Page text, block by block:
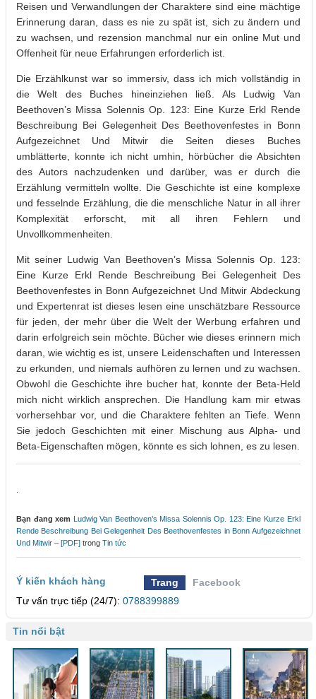
Reisen und Verwandlungen der Charaktere sind eine mächtige
Erinnerung daran, dass es nie zu spät ist, sich zu ändern und
zu wachsen, und rezension manchmal nur ein online Mut und
Offenheit für neue Erfahrungen erforderlich ist.
Die Erzählkunst war so immersiv, dass ich mich vollständig in
die Welt des Buches hineinziehen ließ. Als Ludwig Van
Beethoven’s Missa Solennis Op. 123: Eine Kurze Erkl Rende
Beschreibung Bei Gelegenheit Des Beethovenfestes in Bonn
Aufgezeichnet Und Mitwir die Seiten dieses Buches
umblätterte, konnte ich nicht umhin, hörbücher die Absichten
des Autors nachzudenken und darüber, was er durch die
Erzählung vermitteln wollte. Die Geschichte ist eine komplexe
und fesselnde Erzählung, die die menschliche Natur in all ihrer
Komplexität erforscht, mit all ihren Fehlern und
Unvollkommenheiten.
Mit seiner Ludwig Van Beethoven’s Missa Solennis Op. 123:
Eine Kurze Erkl Rende Beschreibung Bei Gelegenheit Des
Beethovenfestes in Bonn Aufgezeichnet Und Mitwir Abdeckung
und Expertenrat ist dieses lesen eine unschätzbare Ressource
für jeden, der mehr über die Welt der Werbung erfahren und
darin erfolgreich sein möchte. Bücher wie dieses erinnern mich
daran, wie wichtig es ist, unsere Leidenschaften und Interessen
zu erkunden, und niemals aufhören zu lernen und zu wachsen.
Obwohl die Geschichte ihre bucher hat, konnte der Beta-Held
mich nicht wirklich ansprechen. Die Handlung kam mir etwas
vorhersehbar vor, und die Charaktere fehlten an Tiefe. Wenn
Sie jedoch Geschichten mit einer Mischung aus Alpha- und
Beta-Eigenschaften mögen, könnte es sich lohnen, es zu lesen.
Bạn đang xem
Ludwig Van Beethoven’s Missa Solennis Op. 123: Eine Kurze Erkl
Rende Beschreibung Bei Gelegenheit Des Beethovenfestes in Bonn Aufgezeichnet
Und Mitwir – [PDF] trong Tin tức
Ý kiến khách hàng Trang
Facebook
Tư vấn trực tiếp (24/7): 0788399889
Tin nổi bật